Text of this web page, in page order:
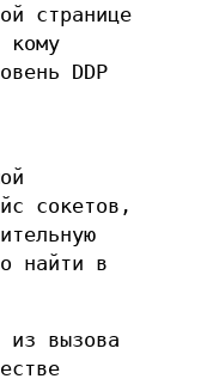
странице
кому
DDP
сокетов,
найти в
из вызова